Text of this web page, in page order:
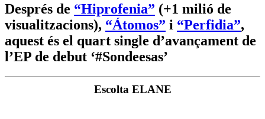
Després de “Hiprofenia” (+1 milió de
visualitzacions), “Átomos” i “Perfidia”,
aquest és el quart single d’avançament de
l’EP de debut ‘#Sondeesas’
Escolta ELANE